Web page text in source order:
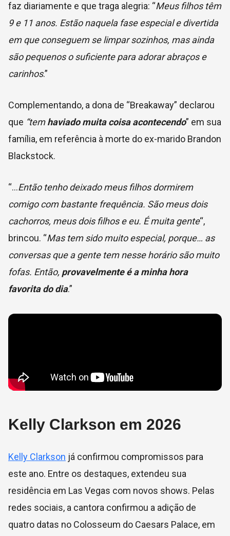
faz diariamente e que traga alegria: “Meus filhos têm
9 e 11 anos. Estão naquela fase especial e divertida
em que conseguem se limpar sozinhos, mas ainda
são pequenos o suficiente para adorar abraços e
carinhos.”
Complementando, a dona de “Breakaway” declarou
que “temhaviado muita coisa acontecendo” em sua
família, em referência à morte do ex-marido Brandon
Blackstock.
“…Então tenho deixado meus filhos dormirem
comigo com bastante frequência. São meus dois
cachorros, meus dois filhos e eu. É muita gente“,
brincou. “Mas tem sido muito especial, porque… as
conversas que a gente tem nesse horário são muito
fofas. Então, provavelmente é a minha hora
favorita do dia.”
Kelly Clarkson em 2026
Kelly Clarkson já confirmou compromissos para
este ano. Entre os destaques, extendeu sua
residência em Las Vegas com novos shows. Pelas
redes sociais, a cantora confirmou a adição de
quatro datas no Colosseum do Caesars Palace, em